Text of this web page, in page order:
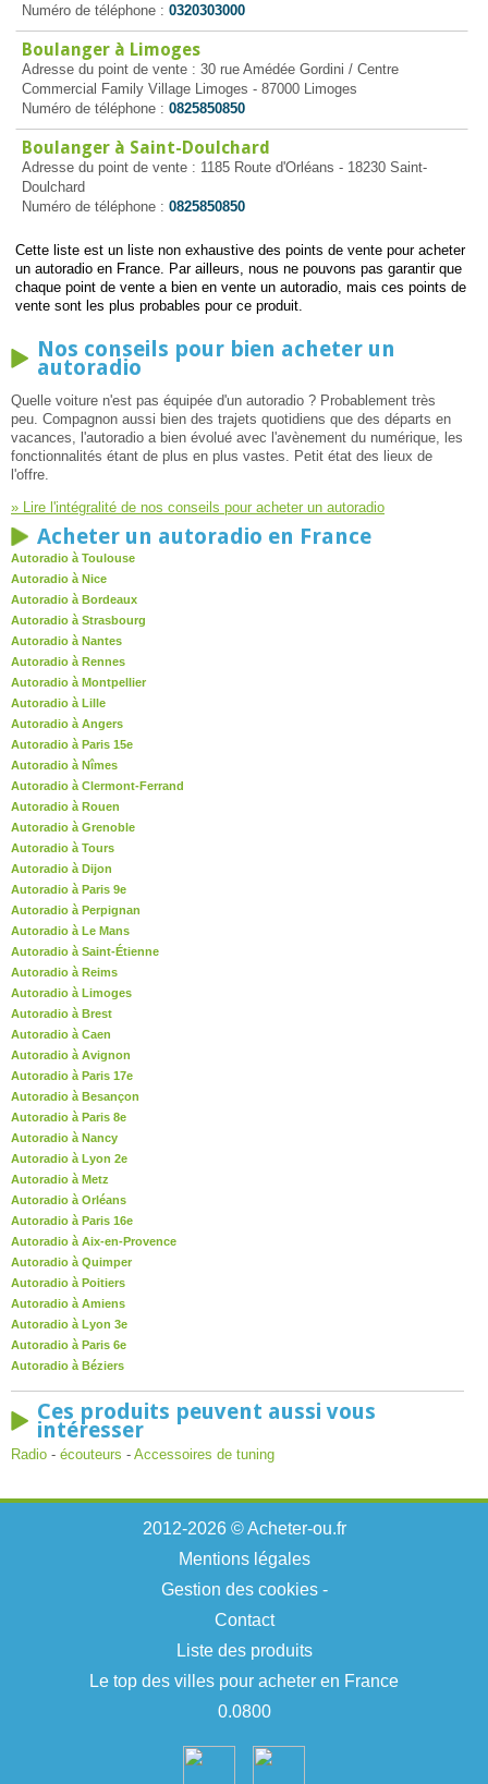
Numéro de téléphone : 0320303000
Boulanger à Limoges
Adresse du point de vente : 30 rue Amédée Gordini / Centre
Commercial Family Village Limoges - 87000 Limoges
Numéro de téléphone : 0825850850
Boulanger à Saint-Doulchard
Adresse du point de vente : 1185 Route d'Orléans - 18230 Saint-
Doulchard
Numéro de téléphone : 0825850850
Cette liste est un liste non exhaustive des points de vente pour acheter
un autoradio en France. Par ailleurs, nous ne pouvons pas garantir que
chaque point de vente a bien en vente un autoradio, mais ces points de
vente sont les plus probables pour ce produit.
Nos conseils pour bien acheter un
autoradio
Quelle voiture n'est pas équipée d'un autoradio ? Probablement très
peu. Compagnon aussi bien des trajets quotidiens que des départs en
vacances, l'autoradio a bien évolué avec l'avènement du numérique, les
fonctionnalités étant de plus en plus vastes. Petit état des lieux de
l'offre.
» Lire l'intégralité de nos conseils pour acheter un autoradio
Acheter un autoradio en France
Autoradio à Toulouse
Autoradio à Nice
Autoradio à Bordeaux
Autoradio à Strasbourg
Autoradio à Nantes
Autoradio à Rennes
Autoradio à Montpellier
Autoradio à Lille
Autoradio à Angers
Autoradio à Paris 15e
Autoradio à Nîmes
Autoradio à Clermont-Ferrand
Autoradio à Rouen
Autoradio à Grenoble
Autoradio à Tours
Autoradio à Dijon
Autoradio à Paris 9e
Autoradio à Perpignan
Autoradio à Le Mans
Autoradio à Saint-Étienne
Autoradio à Reims
Autoradio à Limoges
Autoradio à Brest
Autoradio à Caen
Autoradio à Avignon
Autoradio à Paris 17e
Autoradio à Besançon
Autoradio à Paris 8e
Autoradio à Nancy
Autoradio à Lyon 2e
Autoradio à Metz
Autoradio à Orléans
Autoradio à Paris 16e
Autoradio à Aix-en-Provence
Autoradio à Quimper
Autoradio à Poitiers
Autoradio à Amiens
Autoradio à Lyon 3e
Autoradio à Paris 6e
Autoradio à Béziers
Ces produits peuvent aussi vous
intéresser
Radio - écouteurs - Accessoires de tuning
2012-2026 © Acheter-ou.fr
Mentions légales
Gestion des cookies-
Contact
Liste des produits
Le top des villes pour acheter en France
0.0800